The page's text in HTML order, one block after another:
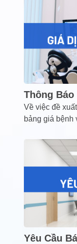
Thông Báo
Về việc đề
bảng giá bệnh
Yêu Cầu